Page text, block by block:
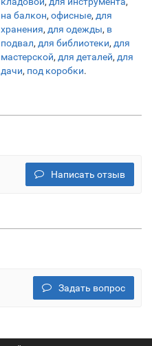
на балкон, офисные, для
хранения, для одежды, в
подвал, для библиотеки, для
мастерской, для деталей, для
дачи, под коробки.
Написать отзыв
Задать вопрос